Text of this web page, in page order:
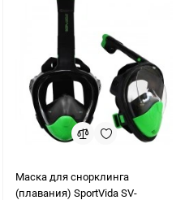
Маска для снорклинга
(плавания) SportVida SV-